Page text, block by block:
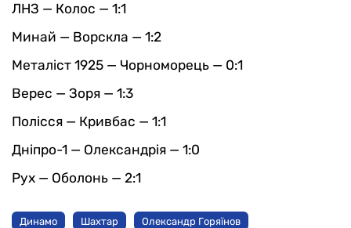
ЛНЗ — Колос — 1:1
Минай — Ворскла — 1:2
Металіст 1925 — Чорноморець — 0:1
Верес — Зоря — 1:3
Полісся — Кривбас — 1:1
Дніпро-1 — Олександрія — 1:0
Рух — Оболонь — 2:1
Динамо Шахтар Олександр Горяїнов